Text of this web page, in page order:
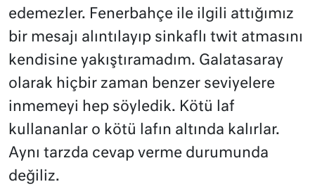
edemezler. Fenerbahçe ile ilgili attığımız
bir mesajı alıntılayıp sinkaflı twit atmasını
kendisine yakıştıramadım. Galatasaray
olarak hiçbir zaman benzer seviyelere
inmemeyi hep söyledik. Kötü laf
kullananlar o kötü lafın altında kalırlar.
Aynı tarzda cevap verme durumunda
değiliz.